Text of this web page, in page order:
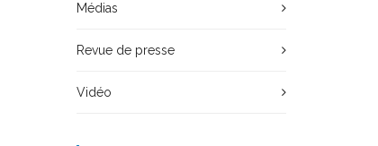
Médias
Revue de presse
Vidéo